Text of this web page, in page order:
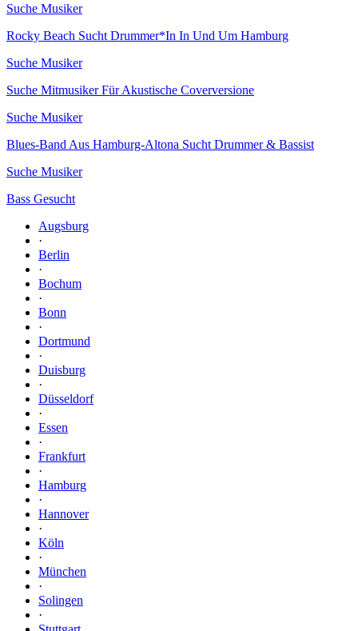
Suche Musiker
Rocky Beach Sucht Drummer*In In Und Um Hamburg
Suche Musiker
Suche Mitmusiker Für Akustische Coverversione
Suche Musiker
Blues-Band Aus Hamburg-Altona Sucht Drummer & Bassist
Suche Musiker
Bass Gesucht
Augsburg
·
Berlin
·
Bochum
·
Bonn
·
Dortmund
·
Duisburg
·
Düsseldorf
·
Essen
·
Frankfurt
·
Hamburg
·
Hannover
·
Köln
·
München
·
Solingen
·